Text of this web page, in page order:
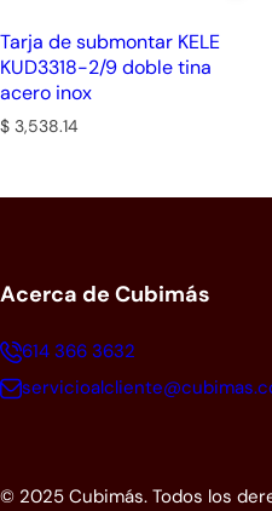
Tarja de submontar KELE
KUD3318-2/9 doble tina
acero inox
P
b
t
u
a
$ 3,538.14
Acerca de Cubimás
614 366 3632
© 2025 Cubimás. Todos los